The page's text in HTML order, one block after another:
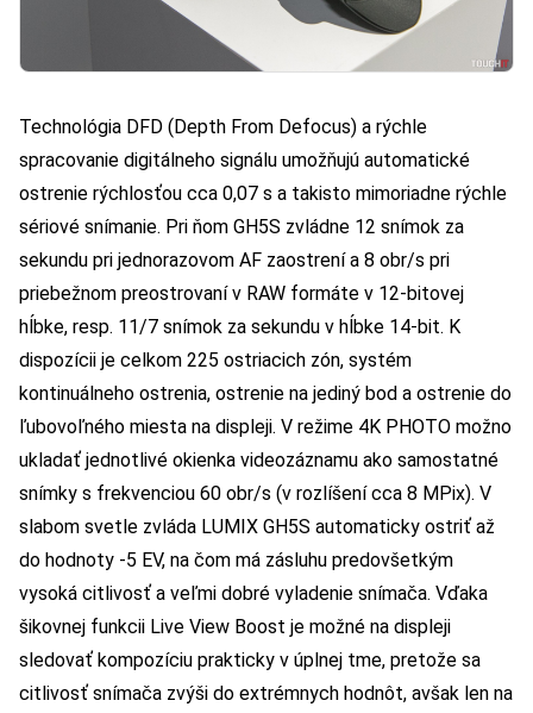
Technológia DFD (Depth From Defocus) a rýchle
spracovanie digitálneho signálu umožňujú automatické
ostrenie rýchlosťou cca 0,07 s a takisto mimoriadne rýchle
sériové snímanie. Pri ňom GH5S zvládne 12 snímok za
sekundu pri jednorazovom AF zaostrení a 8 obr/s pri
priebežnom preostrovaní v RAW formáte v 12-bitovej
hĺbke, resp. 11/7 snímok za sekundu v hĺbke 14-bit. K
dispozícii je celkom 225 ostriacich zón, systém
kontinuálneho ostrenia, ostrenie na jediný bod a ostrenie do
ľubovoľného miesta na displeji. V režime 4K PHOTO možno
ukladať jednotlivé okienka videozáznamu ako samostatné
snímky s frekvenciou 60 obr/s (v rozlíšení cca 8 MPix). V
slabom svetle zvláda LUMIX GH5S automaticky ostriť až
do hodnoty -5 EV, na čom má zásluhu predovšetkým
vysoká citlivosť a veľmi dobré vyladenie snímača. Vďaka
šikovnej funkcii Live View Boost je možné na displeji
sledovať kompozíciu prakticky v úplnej tme, pretože sa
citlivosť snímača zvýši do extrémnych hodnôt, avšak len na